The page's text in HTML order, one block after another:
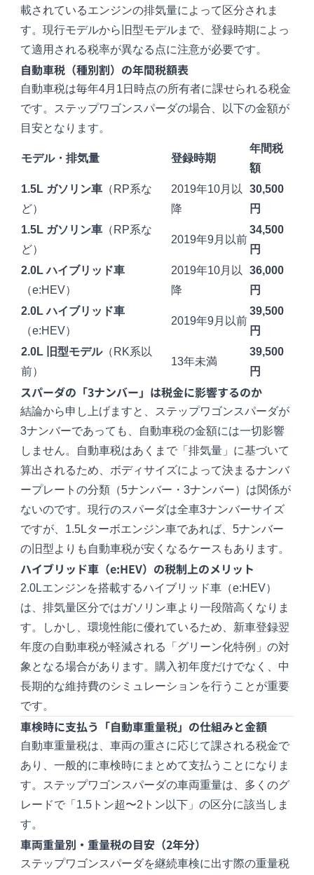
載されているエンジンの排気量によって区分されま
す。現行モデルから旧型モデルまで、登録時期によっ
て適用される税率が異なる点に注意が必要です。
自動車税（種別割）の年間税額表
自動車税は毎年4月1日時点の所有者に課せられる税金
です。ステップワゴンスパーダの場合、以下の金額が
目安となります。
モデル・排気量 登録時期
年間税
額
1.5L ガソリン車 （RP系な
ど）
2019年10月以
降
30,500
円
1.5L ガソリン車 （RP系な
ど）
2019年9月以前
34,500
円
2.0L ハイブリッド車
（e:HEV）
2019年10月以
降
36,000
円
2.0L ハイブリッド車
（e:HEV）
2019年9月以前
39,500
円
2.0L 旧型モデル（RK系以
前）
13年未満
39,500
円
スパーダの「3ナンバー」は税金に影響するのか
結論から申し上げますと、ステップワゴンスパーダが
3ナンバーであっても、自動車税の金額には一切影響
しません。自動車税はあくまで「排気量」に基づいて
算出されるため、ボディサイズによって決まるナンバ
ープレートの分類（5ナンバー・3ナンバー）は関係が
ないのです。現行のスパーダは全車3ナンバーサイズ
ですが、1.5Lターボエンジン車であれば、5ナンバー
の旧型よりも自動車税が安くなるケースもあります。
ハイブリッド車（e:HEV）の税制上のメリット
2.0Lエンジンを搭載するハイブリッド車（e:HEV）
は、排気量区分ではガソリン車より一段階高くなりま
す。しかし、環境性能に優れているため、新車登録翌
年度の自動車税が軽減される「グリーン化特例」の対
象となる場合があります。購入初年度だけでなく、中
長期的な維持費のシミュレーションを行うことが重要
です。
車検時に支払う「自動車重量税」の仕組みと金額
自動車重量税は、車両の重さに応じて課される税金で
あり、一般的に車検時にまとめて支払うことになりま
す。ステップワゴンスパーダの車両重量は、多くのグ
レードで「1.5トン超〜2トン以下」の区分に該当しま
す。
車両重量別・重量税の目安（2年分）
ステップワゴンスパーダを継続車検に出す際の重量税